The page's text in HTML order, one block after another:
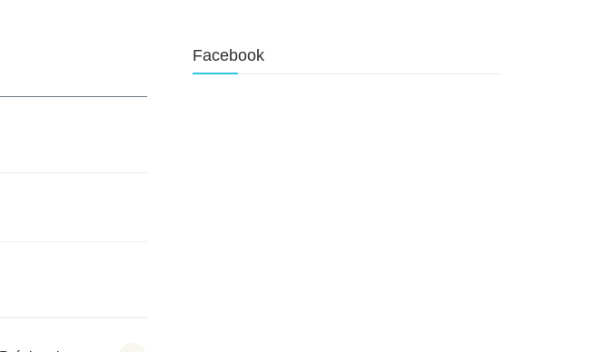
Facebook